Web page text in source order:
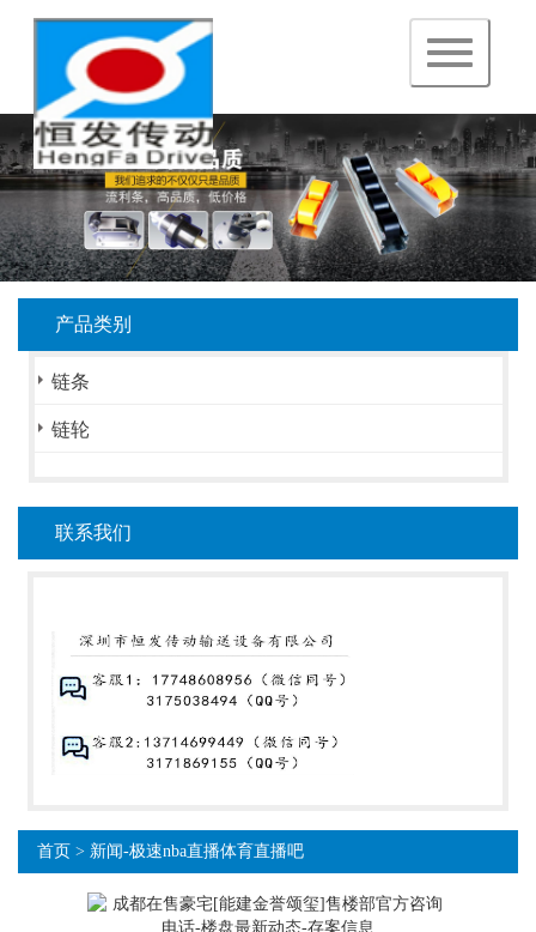
navigation
产品类别
链条
链轮
联系我们
首页 > 新闻-极速nba直播体育直播吧